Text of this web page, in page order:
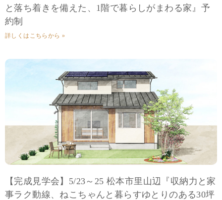
と落ち着きを備えた、1階で暮らしがまわる家』予
約制
詳しくはこちらから »
【完成見学会】5/23～25 松本市里山辺『収納力と家
事ラク動線、ねこちゃんと暮らすゆとりのある30坪